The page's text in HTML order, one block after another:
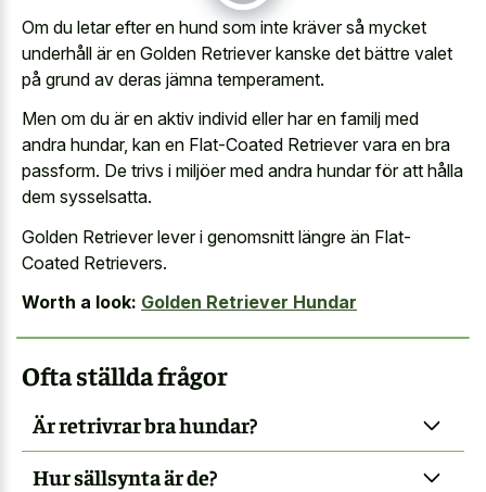
Om du letar efter en hund som inte kräver så mycket
underhåll är en Golden Retriever kanske det bättre valet
på grund av deras jämna temperament.
Men om du är en aktiv individ eller har en familj med
andra hundar, kan en Flat-Coated Retriever vara en bra
passform. De trivs i miljöer med andra hundar för att hålla
dem sysselsatta.
Golden Retriever lever i genomsnitt längre än Flat-
Coated Retrievers.
Worth a look: Golden Retriever Hundar
Ofta ställda frågor
Är retrivrar bra hundar?
Hur sällsynta är de?